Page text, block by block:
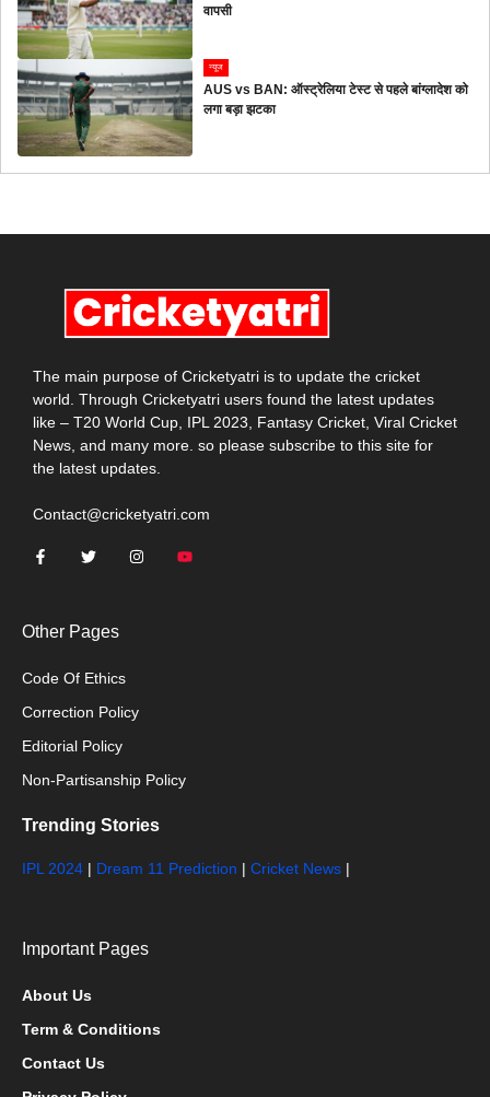
वापसी
न्यूज
AUS vs BAN: ऑस्ट्रेलिया टेस्ट से पहले बांग्लादेश को
लगा बड़ा झटका
The main purpose of Cricketyatri is to update the cricket
world. Through Cricketyatri users found the latest updates
like – T20 World Cup, IPL 2023, Fantasy Cricket, Viral Cricket
News, and many more. so please subscribe to this site for
the latest updates.
Contact@cricketyatri.com
Other Pages
Code Of Ethics
Correction Policy
Editorial Policy
Non-Partisanship Policy
Trending Stories
IPL 2024 | Dream 11 Prediction | Cricket News |
Important Pages
About Us
Term & Conditions
Contact Us